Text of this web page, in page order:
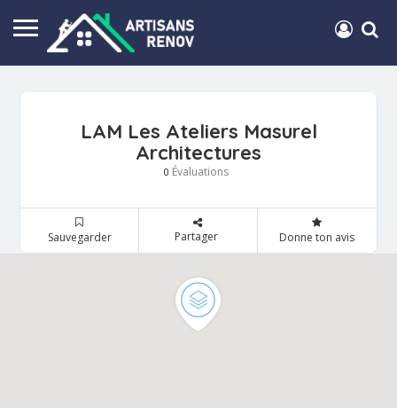
LAM Les Ateliers Masurel
Architectures
0 Évaluations
Sauvegarder Partager Donne ton avis